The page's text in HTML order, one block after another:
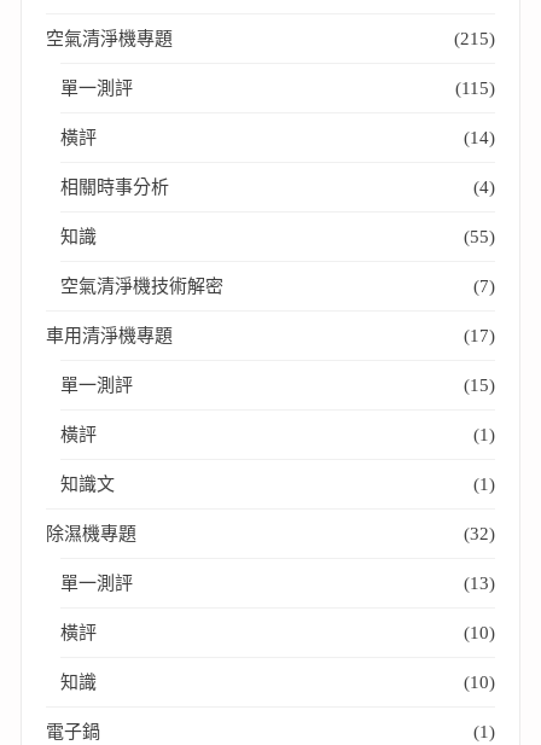
空氣清淨機專題 (215)
單一測評 (115)
橫評 (14)
相關時事分析 (4)
知識 (55)
空氣清淨機技術解密 (7)
車用清淨機專題 (17)
單一測評 (15)
橫評 (1)
知識文 (1)
除濕機專題 (32)
單一測評 (13)
橫評 (10)
知識 (10)
電子鍋 (1)